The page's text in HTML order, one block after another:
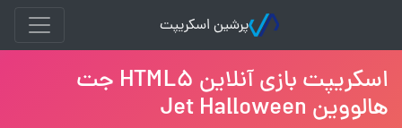
پرشین اسکریپت
اسکریپت بازی آنلاین HTML5 جت
هالووین Jet Halloween